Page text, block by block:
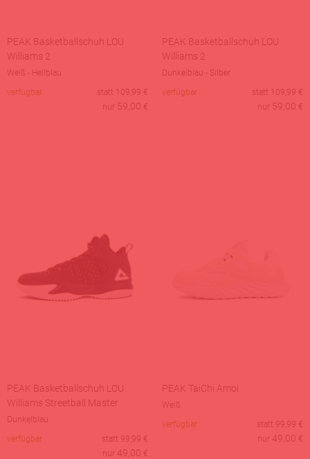
PEAK Basketballschuh LOU
Williams 2
Weiß - Hellblau
verfügbar
statt 109,99 €
nur 59,00 €
PEAK Basketballschuh LOU
Williams 2
Dunkelblau - Silber
verfügbar
statt 109,99 €
nur 59,00 €
PEAK Basketballschuh LOU
Williams Streetball Master
Dunkelblau
verfügbar
statt 99,99 €
nur 49,00 €
PEAK TaiChi Amoi
Weiß
verfügbar
statt 99,99 €
nur 49,00 €